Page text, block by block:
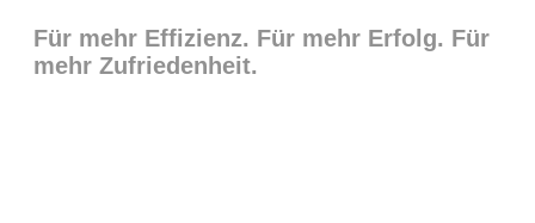
Für mehr Effizienz. Für mehr Erfolg. Für
mehr Zufriedenheit.